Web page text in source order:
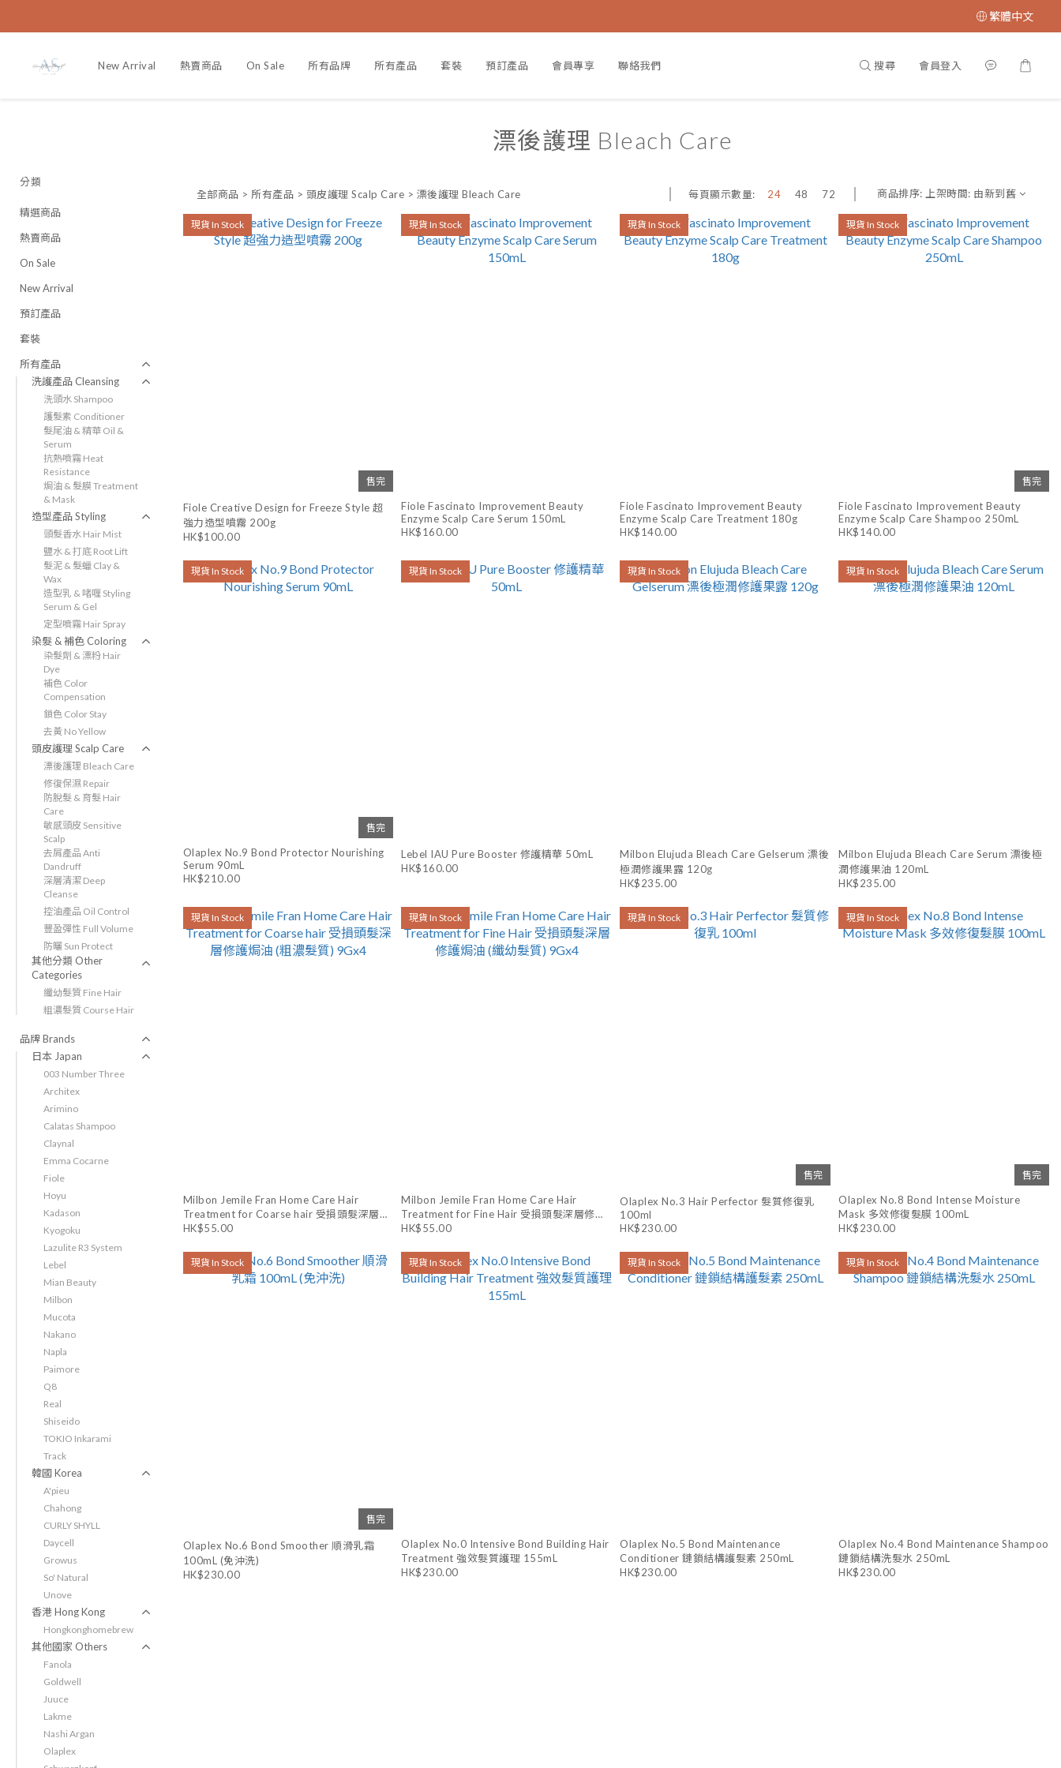
繁體中文
New Arrival 熱賣商品 On Sale 所有品牌 所有產品 套裝 預訂產品 會員專享 聯絡我們 搜尋 會員登入
分類
精選商品
熱賣商品
On Sale
New Arrival
預訂產品
套裝
所有產品
洗護產品 Cleansing
洗頭水 Shampoo
護髮素 Conditioner
髮尾油 & 精華 Oil &
Serum
抗熱噴霧 Heat
Resistance
焗油 & 髮膜 Treatment
& Mask
造型產品 Styling
頭髮香水 Hair Mist
鹽水 & 打底 Root Lift
髮泥 & 髮蠟 Clay &
Wax
造型乳 & 啫喱 Styling
Serum & Gel
定型噴霧 Hair Spray
染髮 & 補色 Coloring
染髮劑 & 漂粉 Hair
Dye
補色 Color
Compensation
鎖色 Color Stay
去黃 No Yellow
頭皮護理 Scalp Care
漂後護理 Bleach Care
修復保濕 Repair
防脫髮 & 育髮 Hair
Care
敏感頭皮 Sensitive
Scalp
去屑產品 Anti
Dandruff
深層清潔 Deep
Cleanse
控油產品 Oil Control
豐盈彈性 Full Volume
防曬 Sun Protect
其他分類 Other
Categories
纖幼髮質 Fine Hair
粗濃髮質 Course Hair
品牌 Brands
日本 Japan
003 Number Three
Architex
Arimino
Calatas Shampoo
Claynal
Emma Cocarne
Fiole
Hoyu
Kadason
Kyogoku
Lazulite R3 System
Lebel
Mian Beauty
Milbon
Mucota
Nakano
Napla
Paimore
Q8
Real
Shiseido
TOKIO Inkarami
Track
韓國 Korea
A'pieu
Chahong
CURLY SHYLL
Daycell
Growus
So' Natural
Unove
香港 Hong Kong
Hongkonghomebrew
其他國家 Others
Fanola
Goldwell
Juuce
Lakme
Nashi Argan
Olaplex
漂後護理 Bleach Care
全部商品 > 所有產品 > 頭皮護理 Scalp Care > 漂後護理 Bleach Care 每頁顯示數量: 24 48 72 商品排序: 上架時間: 由新到舊
現貨 In Stock
售完
Fiole Creative Design for Freeze Style 超
強力造型噴霧 200g
HK$100.00
現貨 In Stock
Fiole Fascinato Improvement Beauty
Enzyme Scalp Care Serum 150mL
HK$160.00
現貨 In Stock
Fiole Fascinato Improvement Beauty
Enzyme Scalp Care Treatment 180g
HK$140.00
現貨 In Stock
售完
Fiole Fascinato Improvement Beauty
Enzyme Scalp Care Shampoo 250mL
HK$140.00
現貨 In Stock
售完
Olaplex No.9 Bond Protector Nourishing
Serum 90mL
HK$210.00
現貨 In Stock
Lebel IAU Pure Booster 修護精華 50mL
HK$160.00
現貨 In Stock
Milbon Elujuda Bleach Care Gelserum 漂後
極潤修護果露 120g
HK$235.00
現貨 In Stock
Milbon Elujuda Bleach Care Serum 漂後極
潤修護果油 120mL
HK$235.00
現貨 In Stock
Milbon Jemile Fran Home Care Hair
Treatment for Coarse hair 受損頭髮深層修
護焗油 (粗濃髮質) 9Gx4
HK$55.00
現貨 In Stock
Milbon Jemile Fran Home Care Hair
Treatment for Fine Hair 受損頭髮深層修護
焗油 (纖幼髮質) 9Gx4
HK$55.00
現貨 In Stock
售完
Olaplex No.3 Hair Perfector 髮質修復乳
100ml
HK$230.00
現貨 In Stock
售完
Olaplex No.8 Bond Intense Moisture
Mask 多效修復髮膜 100mL
HK$230.00
現貨 In Stock
售完
Olaplex No.6 Bond Smoother 順滑乳霜
100mL (免沖洗)
HK$230.00
現貨 In Stock
Olaplex No.0 Intensive Bond Building Hair
Treatment 強效髮質護理 155mL
HK$230.00
現貨 In Stock
Olaplex No.5 Bond Maintenance
Conditioner 鏈鎖結構護髮素 250mL
HK$230.00
現貨 In Stock
Olaplex No.4 Bond Maintenance Shampoo
鏈鎖結構洗髮水 250mL
HK$230.00